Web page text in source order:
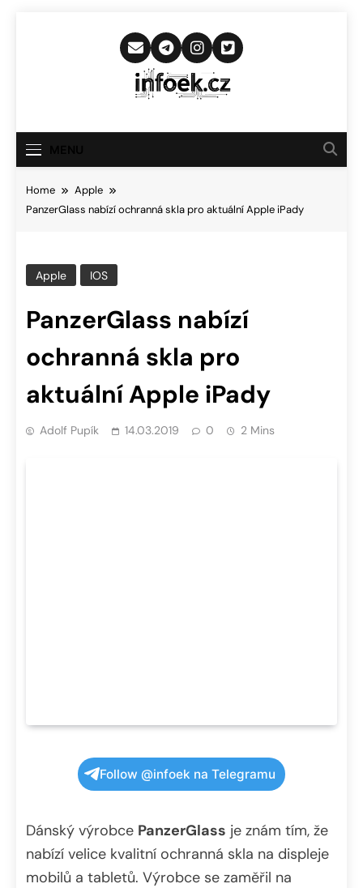
Infoek.cz
Novinkám
Home
Apple
PanzerGlass nabízí ochranná skla pro aktuální Apple iPady
Apple IOS
PanzerGlass nabízí
ochranná skla pro
aktuální Apple iPady
Adolf Pupík 14.03.2019 0 2 Mins
Follow @infoek na Telegramu
Dánský výrobce PanzerGlass je znám tím, že
nabízí velice kvalitní ochranná skla na displeje
mobilů a tabletů. Výrobce se zaměřil na